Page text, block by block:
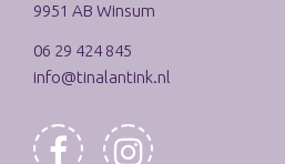
9951 AB Winsum
06 29 424 845
info@tinalantink.nl